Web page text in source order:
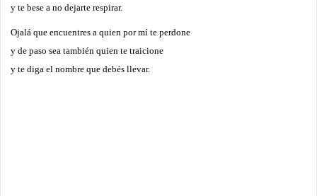
y te bese a no dejarte respirar.
Ojalá que encuentres a quien por mí te perdone
y de paso sea también quien te traicione
y te diga el nombre que debés llevar.